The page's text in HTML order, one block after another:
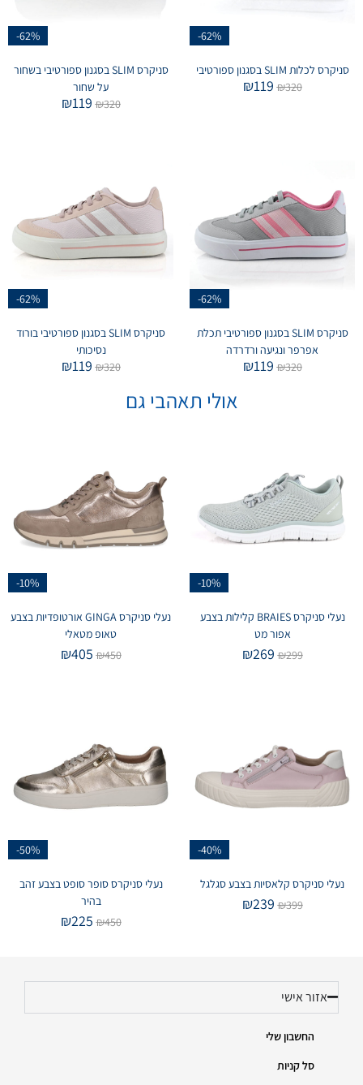
-62%
סניקרס לכלות SLIM בסגנון ספורטיבי
₪320
₪119
-62%
סניקרס SLIM בסגנון ספורטיבי בשחור
על שחור
₪320
₪119
-62%
סניקרס SLIM בסגנון ספורטיבי תכלת
אפרפר ונגיעה ורדרדה
₪320
₪119
-62%
סניקרס SLIM בסגנון ספורטיבי בורוד
נסיכותי
₪320
₪119
אולי תאהבי גם
-10%
נעלי סניקרס BRAIES קלילות בצבע
אפור מט
₪299
₪269
-10%
נעלי סניקרס GINGA אורטופדיות בצבע
טאופ מטאלי
₪450
₪405
-40%
נעלי סניקרס קלאסיות בצבע סגלגל
₪399
₪239
-50%
נעלי סניקרס סופר סופט בצבע זהב
בהיר
₪450
₪225
אזור אישי
החשבון שלי
סל קניות